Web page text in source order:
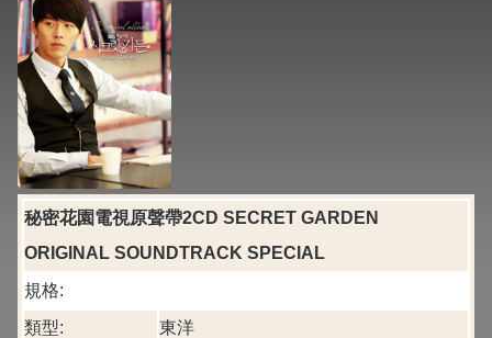
秘密花園電視原聲帶2CD SECRET GARDEN
ORIGINAL SOUNDTRACK SPECIAL
規格:
類型:
東洋